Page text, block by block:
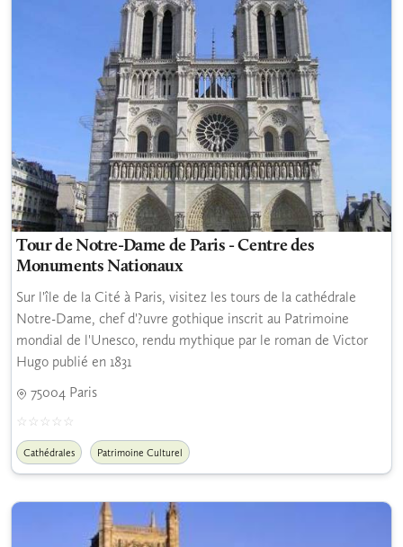
Tour de Notre-Dame de Paris - Centre des
Monuments Nationaux
Sur l'île de la Cité à Paris, visitez les tours de la cathédrale
Notre-Dame, chef d'?uvre gothique inscrit au Patrimoine
mondial de l'Unesco, rendu mythique par le roman de Victor
Hugo publié en 1831
75004 Paris
Cathédrales Patrimoine Culturel